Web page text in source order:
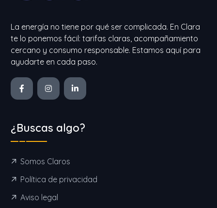
La energía no tiene por qué ser complicada. En Clara
te lo ponemos fácil: tarifas claras, acompañamiento
cercano y consumo responsable. Estamos aquí para
ayudarte en cada paso.
¿Buscas algo?
Somos Claros
Política de privacidad
Aviso legal